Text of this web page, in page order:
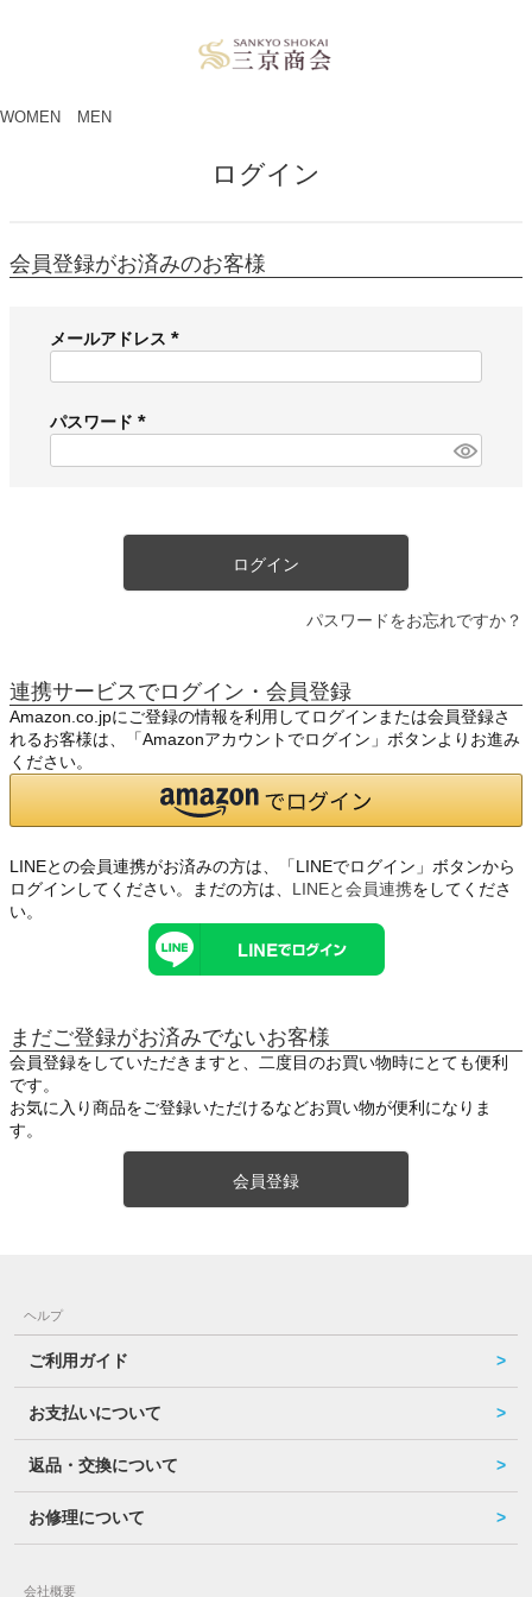
WOMEN MEN
ログイン
会員登録がお済みのお客様
メールアドレス
必
)
パスワード
必
ログイン
パスワードをお忘れですか？
連携サービスでログイン・会員登録
Amazon.co.jpにご登録の情報を利用してログインまたは会員登録さ
れるお客様は、「Amazonアカウントでログイン」ボタンよりお進み
ください。
LINEとの会員連携がお済みの方は、「LINEでログイン」ボタンから
ログインしてください。まだの方は、 LINEと会員連携をしてくださ
い。
まだご登録がお済みでないお客様
会員登録をしていただきますと、二度目のお買い物時にとても便利
です。
お気に入り商品をご登録いただけるなどお買い物が便利になりま
す。
会員登録
ヘルプ
ご利用ガイド
お支払いについて
返品・交換について
お修理について
会社概要